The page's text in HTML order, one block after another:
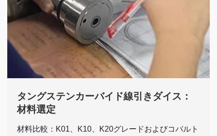
タングステンカーバイド線引きダイス：
材料選定
材料比較：K01、K10、K20グレードおよびコバルト